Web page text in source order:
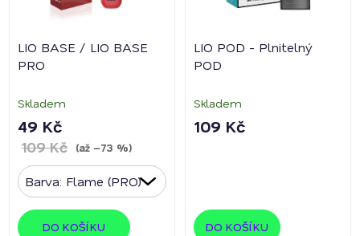
u
ů
LIO BASE / LIO BASE
PRO
Skladem
49 Kč
109 Kč (až –73 %)
DO KOŠÍKU
LIO POD - Plnitelný
POD
Skladem
109 Kč
DO KOŠÍKU